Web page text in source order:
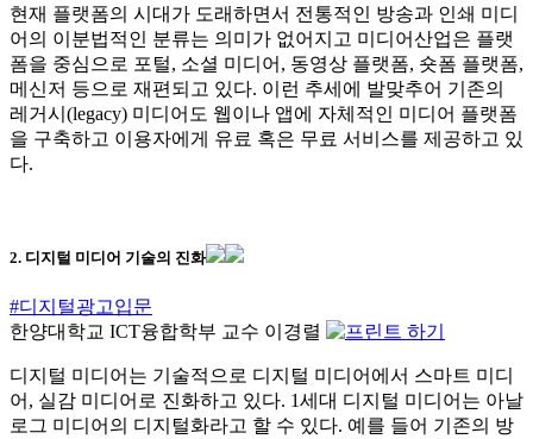
현재 플랫폼의 시대가 도래하면서 전통적인 방송과 인쇄 미디
어의 이분법적인 분류는 의미가 없어지고 미디어산업은 플랫
폼을 중심으로 포털, 소셜 미디어, 동영상 플랫폼, 숏폼 플랫폼,
메신저 등으로 재편되고 있다. 이런 추세에 발맞추어 기존의
레거시(legacy) 미디어도 웹이나 앱에 자체적인 미디어 플랫폼
을 구축하고 이용자에게 유료 혹은 무료 서비스를 제공하고 있
다.
2. 디지털 미디어 기술의 진화
#디지털광고입문
한양대학교 ICT융합학부 교수 이경렬
디지털 미디어는 기술적으로 디지털 미디어에서 스마트 미디
어, 실감 미디어로 진화하고 있다. 1세대 디지털 미디어는 아날
로그 미디어의 디지털화라고 할 수 있다. 예를 들어 기존의 방